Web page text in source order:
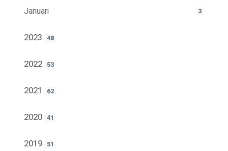
Januari 3
2023 48
2022 53
2021 62
2020 41
2019 51